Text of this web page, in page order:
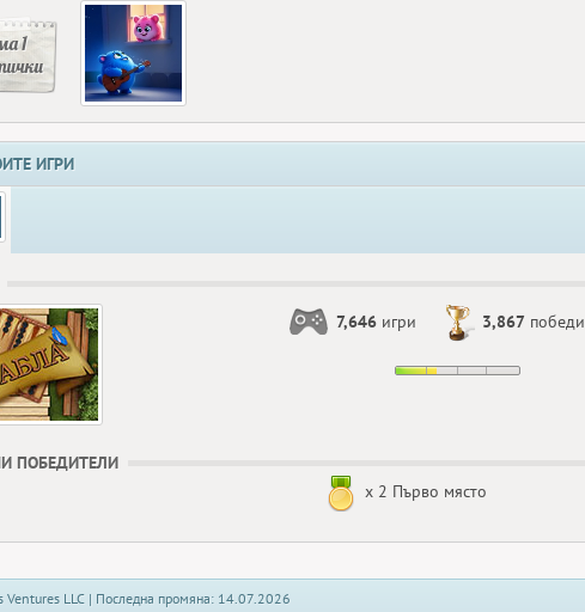
1
ИГРИ
7,646 игри 3,867 победи
ПОБЕДИТЕЛИ
x 2 Първо място
LLC | Последна промяна: 14.07.2026